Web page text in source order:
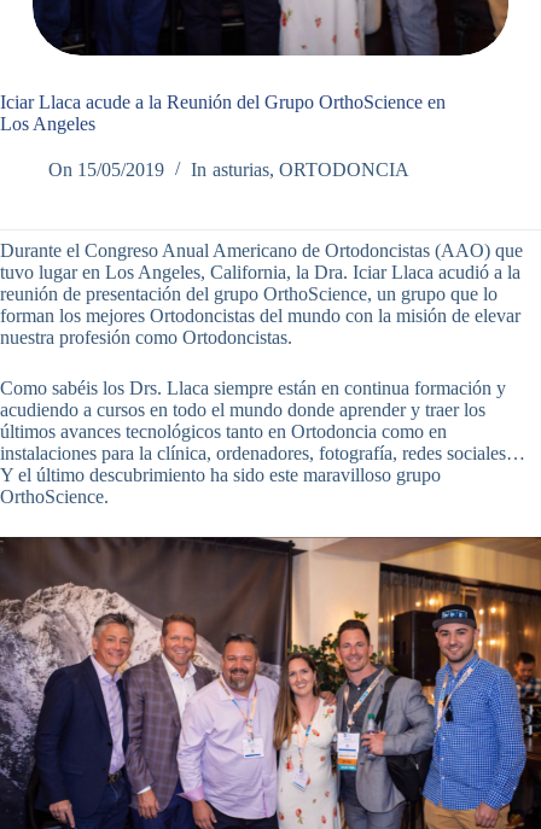
Iciar Llaca acude a la Reunión del Grupo OrthoScience en
Los Angeles
On 15/05/2019 In asturias, ORTODONCIA
Durante el Congreso Anual Americano de Ortodoncistas (AAO) que
tuvo lugar en Los Angeles, California, la Dra. Iciar Llaca acudió a la
reunión de presentación del grupo OrthoScience, un grupo que lo
forman los mejores Ortodoncistas del mundo con la misión de elevar
nuestra profesión como Ortodoncistas.
Como sabéis los Drs. Llaca siempre están en continua formación y
acudiendo a cursos en todo el mundo donde aprender y traer los
últimos avances tecnológicos tanto en Ortodoncia como en
instalaciones para la clínica, ordenadores, fotografía, redes sociales…
Y el último descubrimiento ha sido este maravilloso grupo
OrthoScience.